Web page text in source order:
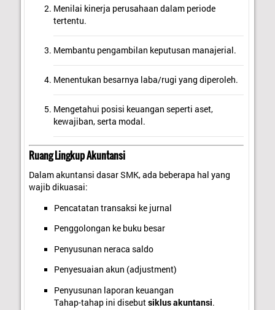
Menilai kinerja perusahaan dalam periode
tertentu.
Membantu pengambilan keputusan manajerial.
Menentukan besarnya laba/rugi yang diperoleh.
Mengetahui posisi keuangan seperti aset,
kewajiban, serta modal.
Ruang Lingkup Akuntansi
Dalam akuntansi dasar SMK, ada beberapa hal yang
wajib dikuasai:
Pencatatan transaksi ke jurnal
Penggolongan ke buku besar
Penyusunan neraca saldo
Penyesuaian akun (adjustment)
Penyusunan laporan keuangan
Tahap-tahap ini disebutsiklus akuntansi.